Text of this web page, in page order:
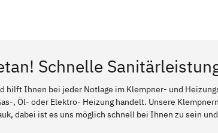
Schnelle
hilft Ihnen bei jeder Notlage im Klempner- und
, Öl- oder Elektro- Heizung handelt. Unsere
dabei ist es uns möglich schnell bei Ihnen zu sein